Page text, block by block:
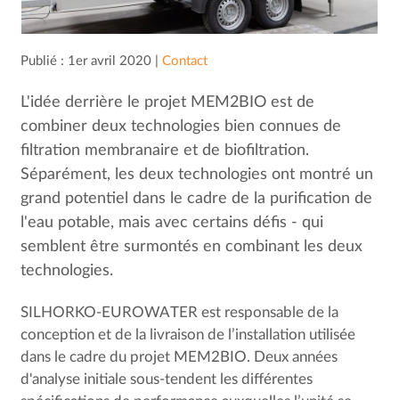
Publié : 1er avril 2020 |Contact
L'idée derrière le projet MEM2BIO est de
combiner deux technologies bien connues de
filtration membranaire et de biofiltration.
Séparément, les deux technologies ont montré un
grand potentiel dans le cadre de la purification de
l'eau potable, mais avec certains défis - qui
semblent être surmontés en combinant les deux
technologies.
SILHORKO-EUROWATER est responsable de la
conception et de la livraison de l’installation utilisée
dans le cadre du projet MEM2BIO. Deux années
d'analyse initiale sous-tendent les différentes